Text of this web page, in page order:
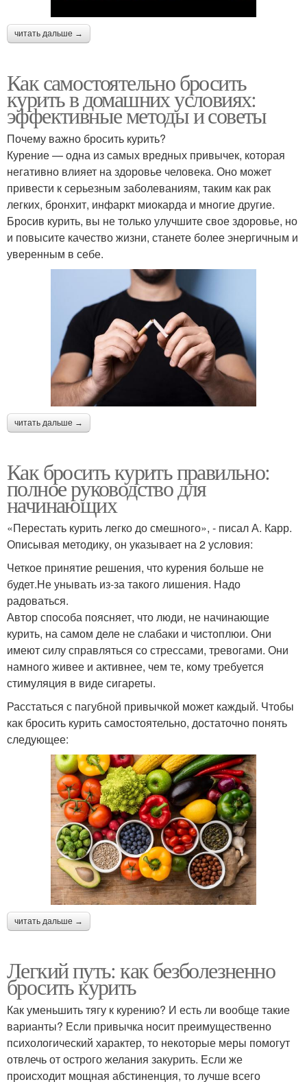
читать дальше →
Как самостоятельно бросить
курить в домашних условиях:
эффективные методы и советы
Почему важно бросить курить?
Курение — одна из самых вредных привычек, которая
негативно влияет на здоровье человека. Оно может
привести к серьезным заболеваниям, таким как рак
легких, бронхит, инфаркт миокарда и многие другие.
Бросив курить, вы не только улучшите свое здоровье, но
и повысите качество жизни, станете более энергичным и
уверенным в себе.
читать дальше →
Как бросить курить правильно:
полное руководство для
начинающих
«Перестать курить легко до смешного», - писал А. Карр.
Описывая методику, он указывает на 2 условия:
Четкое принятие решения, что курения больше не
будет.Не унывать из-за такого лишения. Надо
радоваться.
Автор способа поясняет, что люди, не начинающие
курить, на самом деле не слабаки и чистоплюи. Они
имеют силу справляться со стрессами, тревогами. Они
намного живее и активнее, чем те, кому требуется
стимуляция в виде сигареты.
Расстаться с пагубной привычкой может каждый. Чтобы
как бросить курить самостоятельно, достаточно понять
следующее:
читать дальше →
Легкий путь: как безболезненно
бросить курить
Как уменьшить тягу к курению? И есть ли вообще такие
варианты? Если привычка носит преимущественно
психологический характер, то некоторые меры помогут
отвлечь от острого желания закурить. Если же
происходит мощная абстиненция, то лучше всего